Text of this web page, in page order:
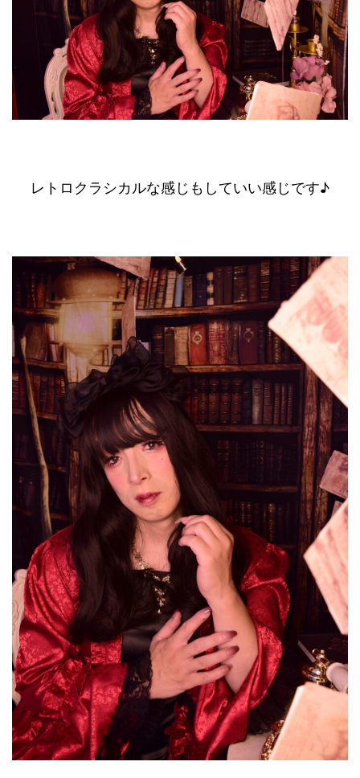
レトロクラシカルな感じもしていい感じです♪